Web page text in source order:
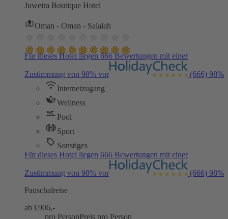
Juweira Boutique Hotel
Oman - Oman - Salalah
Für dieses Hotel liegen 666 Bewertungen mit einer
Zustimmung von 98% vor (666) 98%
Internetzugang
Wellness
Pool
Sport
Sonstiges
Für dieses Hotel liegen 666 Bewertungen mit einer
Zustimmung von 98% vor (666) 98%
Pauschalreise
ab €906,-
pro PersonPreis pro Person